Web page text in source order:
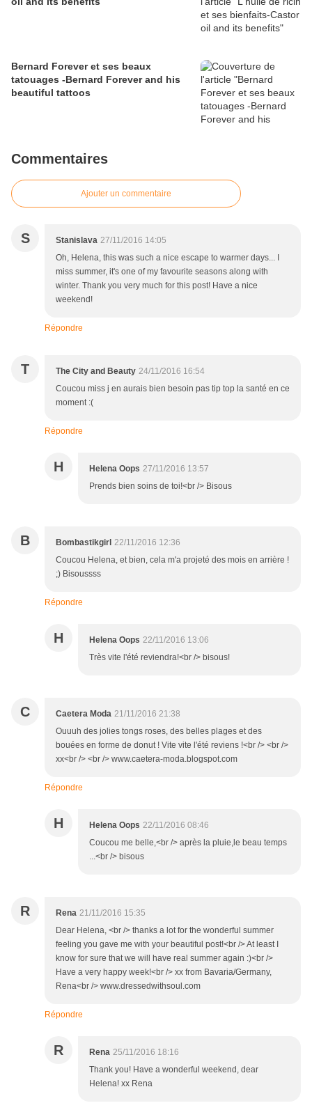
Bernard Forever et ses beaux
tatouages -Bernard Forever and his
beautiful tattoos
Commentaires
Ajouter un commentaire
S Stanislava 27/11/2016 14:05
Oh, Helena, this was such a nice escape to warmer days... I
miss summer, it's one of my favourite seasons along with
winter. Thank you very much for this post! Have a nice
weekend!
Répondre
T The City and Beauty 24/11/2016 16:54
Coucou miss j en aurais bien besoin pas tip top la santé en ce
moment :(
Répondre
H Helena Oops 27/11/2016 13:57
Prends bien soins de toi!<br /> Bisous
B Bombastikgirl 22/11/2016 12:36
Coucou Helena, et bien, cela m'a projeté des mois en arrière !
;) Bisoussss
Répondre
H Helena Oops 22/11/2016 13:06
Très vite l'été reviendra!<br /> bisous!
C Caetera Moda 21/11/2016 21:38
Ouuuh des jolies tongs roses, des belles plages et des
bouées en forme de donut ! Vite vite l'été reviens !<br /> <br />
xx<br /> <br /> www.caetera-moda.blogspot.com
Répondre
H Helena Oops 22/11/2016 08:46
Coucou me belle,<br /> après la pluie,le beau temps
...<br /> bisous
R Rena 21/11/2016 15:35
Dear Helena, <br /> thanks a lot for the wonderful summer
feeling you gave me with your beautiful post!<br /> At least I
know for sure that we will have real summer again :)<br />
Have a very happy week!<br /> xx from Bavaria/Germany,
Rena<br /> www.dressedwithsoul.com
Répondre
R Rena 25/11/2016 18:16
Thank you! Have a wonderful weekend, dear
Helena! xx Rena